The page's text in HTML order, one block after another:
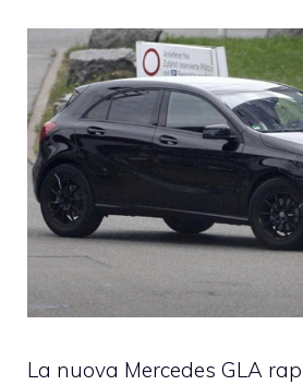
La nuova Mercedes GLA